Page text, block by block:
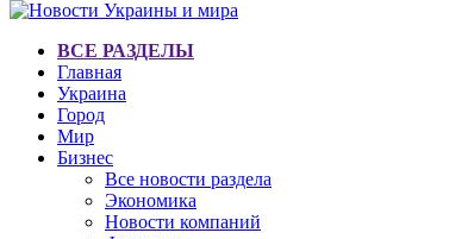
ВСЕ РАЗДЕЛЫ
Главная
Украина
Город
Мир
Бизнес
Все новости раздела
Экономика
Новости компаний